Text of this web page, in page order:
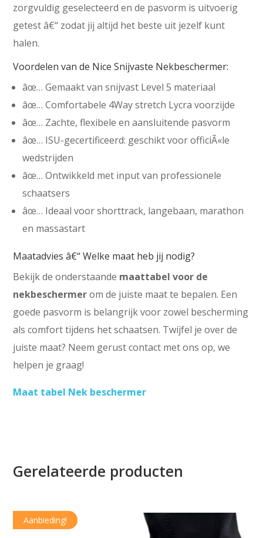
zorgvuldig geselecteerd en de pasvorm is uitvoerig
getest â€“ zodat jij altijd het beste uit jezelf kunt
halen.
Voordelen van de Nice Snijvaste Nekbeschermer:
âœ… Gemaakt van snijvast Level 5 materiaal
âœ… Comfortabele 4Way stretch Lycra voorzijde
âœ… Zachte, flexibele en aansluitende pasvorm
âœ… ISU-gecertificeerd: geschikt voor officiÃ«le
wedstrijden
âœ… Ontwikkeld met input van professionele
schaatsers
âœ… Ideaal voor shorttrack, langebaan, marathon
en massastart
Maatadvies â€“ Welke maat heb jij nodig?
Bekijk de onderstaande maattabel voor de
nekbeschermerom de juiste maat te bepalen. Een
goede pasvorm is belangrijk voor zowel bescherming
als comfort tijdens het schaatsen. Twijfel je over de
juiste maat? Neem gerust contact met ons op, we
helpen je graag!
Maat tabel Nek beschermer
Gerelateerde producten
Aanbieding!